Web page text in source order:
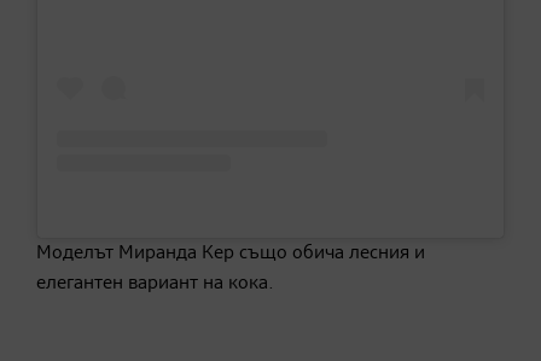
Моделът Миранда Кер също обича лесния и
елегантен вариант на кока.